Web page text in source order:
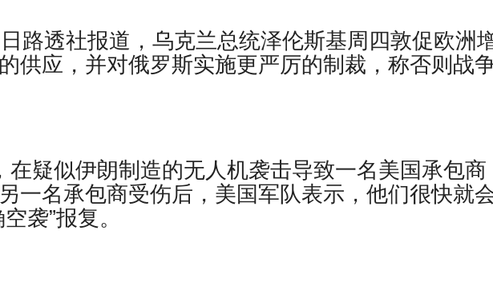
路透社报道，乌克兰总统泽伦斯基周四敦促欧洲
供应，并对俄罗斯实施更严厉的制裁，称否则战
在疑似伊朗制造的无人机袭击导致一名美国承包商
一名承包商受伤后，美国军队表示，他们很快就
袭”报复。